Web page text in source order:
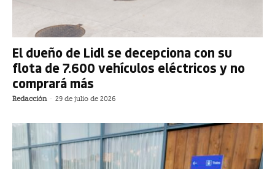
El dueño de Lidl se decepciona con su
flota de 7.600 vehículos eléctricos y no
comprará más
Redacción - 29 de julio de 2026